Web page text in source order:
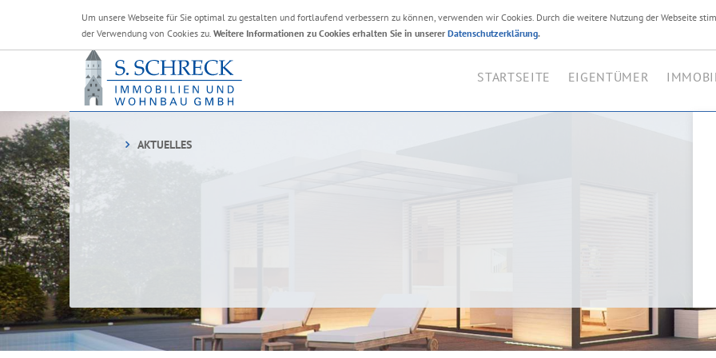
Ihr Immobilienmakler
STARTSEITE EIGENTÜMER
AKTUELLES
Um unsere Webseite für Sie optimal zu gestalten und fortlaufend verbessern zu können, verwenden wir Cookies. Durch die weitere Nutzung der Webseite
der Verwendung von Cookies zu. Weitere Informationen zu Cookies erhalten Sie in unserer Datenschutzerklärung.